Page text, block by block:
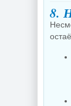
8.